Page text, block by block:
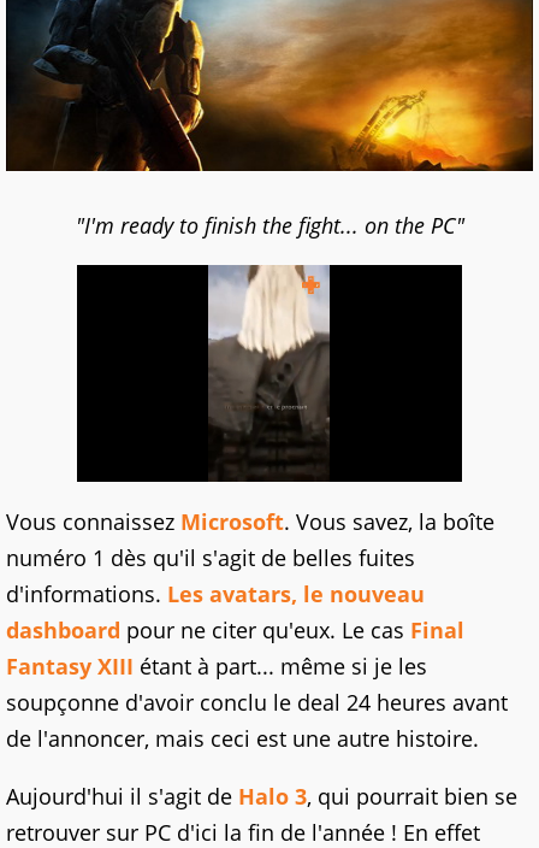
"I'm ready to finish the fight... on the PC"
Vous connaissez Microsoft. Vous savez, la boîte
numéro 1 dès qu'il s'agit de belles fuites
d'informations. Les avatars, le nouveau
dashboard pour ne citer qu'eux. Le cas Final
Fantasy XIII étant à part... même si je les
soupçonne d'avoir conclu le deal 24 heures avant
de l'annoncer, mais ceci est une autre histoire.
Aujourd'hui il s'agit de Halo 3, qui pourrait bien se
retrouver sur PC d'ici la fin de l'année ! En effet